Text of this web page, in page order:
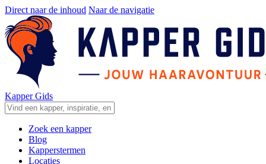
Direct naar de inhoud Naar de navigatie
Kapper Gids
Zoek een kapper
Blog
Kapperstermen
Locaties